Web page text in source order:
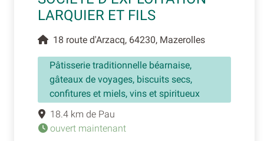
LARQUIER ET FILS
18 route d'Arzacq, 64230, Mazerolles
Pâtisserie traditionnelle béarnaise,
gâteaux de voyages, biscuits secs,
confitures et miels, vins et spiritueux
18.4 km de Pau
ouvert maintenant